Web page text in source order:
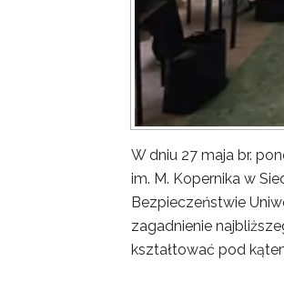
W dniu 27 maja br.
im. M. Kopernika w
Bezpieczeństwie
zagadnienie
kształtować pod